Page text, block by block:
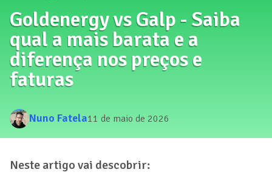
Goldenergy vs Galp - Saiba
qual a mais barata e a
diferença nos preços e
faturas
Nuno Fatela11 de maio de 2026
Neste artigo vai descobrir: